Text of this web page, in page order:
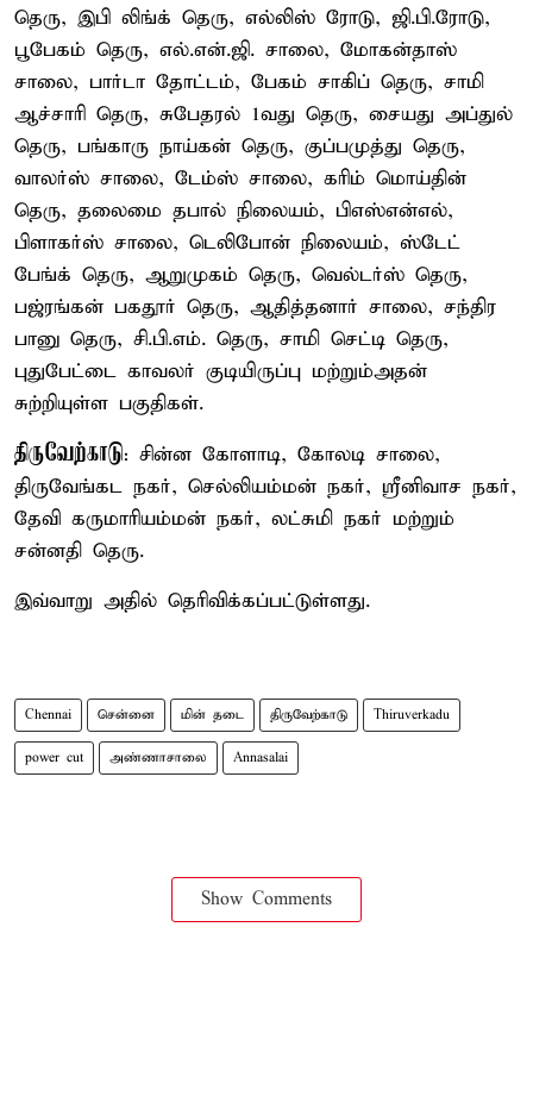
தெரு, இபி லிங்க் தெரு, எல்லிஸ் ரோடு, ஜி.பி.ரோடு,
பூபேகம் தெரு, எல்.என்.ஜி. சாலை, மோகன்தாஸ்
சாலை, பார்டா தோட்டம், பேகம் சாகிப் தெரு, சாமி
ஆச்சாரி தெரு, சுபேதரல் 1வது தெரு, சையது அப்துல்
தெரு, பங்காரு நாய்கன் தெரு, குப்பமுத்து தெரு,
வாலர்ஸ் சாலை, டேம்ஸ் சாலை, கரிம் மொய்தின்
தெரு, தலைமை தபால் நிலையம், பிஎஸ்என்எல்,
பிளாகர்ஸ் சாலை, டெலிபோன் நிலையம், ஸ்டேட்
பேங்க் தெரு, ஆறுமுகம் தெரு, வெல்டர்ஸ் தெரு,
பஜ்ரங்கன் பகதூர் தெரு, ஆதித்தனார் சாலை, சந்திர
பானு தெரு, சி.பி.எம். தெரு, சாமி செட்டி தெரு,
புதுபேட்டை காவலர் குடியிருப்பு மற்றும்அதன்
சுற்றியுள்ள பகுதிகள்.
திருவேற்காடு: சின்ன கோளாடி, கோலடி சாலை,
திருவேங்கட நகர், செல்லியம்மன் நகர், ஸ்ரீனிவாச நகர்,
தேவி கருமாரியம்மன் நகர், லட்சுமி நகர் மற்றும்
சன்னதி தெரு.
இவ்வாறு அதில் தெரிவிக்கப்பட்டுள்ளது.
Chennai சென்னை மின் தடை திருவேற்காடு Thiruverkadu
power cut அண்ணாசாலை Annasalai
Show Comments